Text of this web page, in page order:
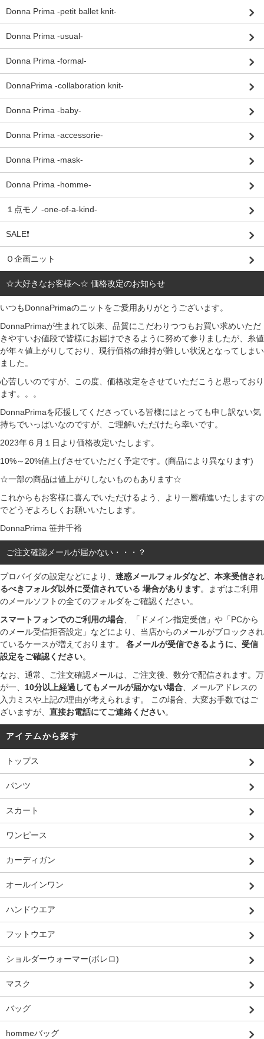
Donna Prima -petit ballet knit-
Donna Prima -usual-
Donna Prima -formal-
DonnaPrima -collaboration knit-
Donna Prima -baby-
Donna Prima -accessorie-
Donna Prima -mask-
Donna Prima -homme-
１点モノ -one-of-a-kind-
SALE❗
Ｏ企画ニット
☆大好きなお客様へ☆ 価格改定のお知らせ
いつもDonnaPrimaのニットをご愛用ありがとうございます。
DonnaPrimaが生まれて以来、品質にこだわりつつもお買い求めいただ
きやすいお値段で皆様にお届けできるように努めて参りましたが、糸値
が年々値上がりしており、現行価格の維持が難しい状況となってしまい
ました。
心苦しいのですが、この度、価格改定をさせていただこうと思っており
ます。。。
DonnaPrimaを応援してくださっている皆様にはとっても申し訳ない気
持ちでいっぱいなのですが、ご理解いただけたら幸いです。
2023年６月１日より価格改定いたします。
10%～20%値上げさせていただく予定です。(商品により異なります)
☆一部の商品は値上がりしないものもあります☆
これからもお客様に喜んでいただけるよう、より一層精進いたしますの
でどうぞよろしくお願いいたします。
DonnaPrima 笹井千裕
ご注文確認メールが届かない・・・？
プロバイダの設定などにより、 迷惑メールフォルダなど、本来受信され
るべきフォルダ以外に受信されている 場合があります。まずはご利用
のメールソフトの全てのフォルダをご確認ください。
スマートフォンでのご利用の場合、「ドメイン指定受信」や「PCから
のメール受信拒否設定」などにより、当店からのメールがブロックされ
ているケースが増えております。 各メールが受信できるように、受信
設定をご確認ください。
なお、通常、ご注文確認メールは、ご注文後、数分で配信されます。万
が一、 10分以上経過してもメールが届かない場合、メールアドレスの
入力ミスや上記の理由が考えられます。 この場合、大変お手数ではご
ざいますが、 直接お電話にてご連絡ください。
アイテムから探す
トップス
パンツ
スカート
ワンピース
カーディガン
オールインワン
ハンドウエア
フットウエア
ショルダーウォーマー(ボレロ)
マスク
バッグ
hommeバッグ